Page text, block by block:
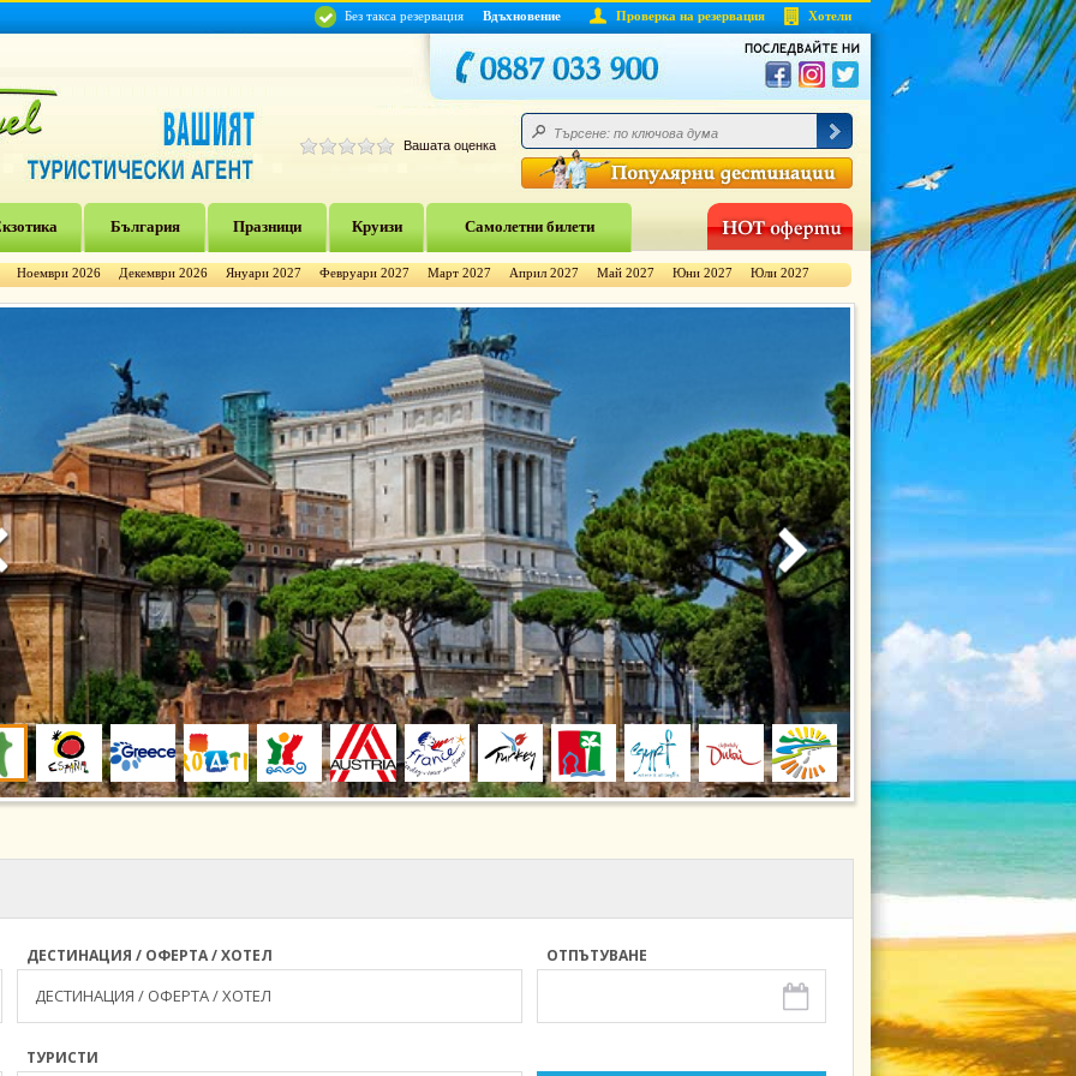
Без такса резервация Вдъхновение Проверка на резервация Хотели
Вашата оценка
България Празници Круизи Самолетни билети
Ноември 2026 Декември 2026 Януари 2027 Февруари 2027 Март 2027 Април 2027 Май 2027 Юни 2027 Юли 2027
ДЕСТИНАЦИЯ / ОФЕРТА / ХОТЕЛ ОТПЪТУВАНЕ
ТУРИСТИ